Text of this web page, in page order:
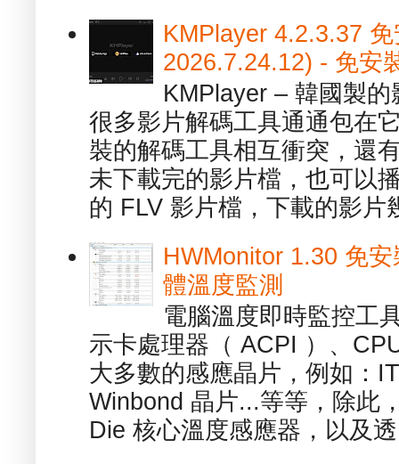
KMPlayer 4.2.3.37
2026.7.24.12) - 免安
KMPlayer – 韓國製
很多影片解碼工具通通包在
裝的解碼工具相互衝突，還
未下載完的影片檔，也可以
的 FLV 影片檔，下載的影片
HWMonitor 1.30 免
體溫度監測
電腦溫度即時監控工
示卡處理器（ ACPI ）、
大多數的感應晶片，例如：
Winbond 晶片...等等，除此
Die 核心溫度感應器，以及